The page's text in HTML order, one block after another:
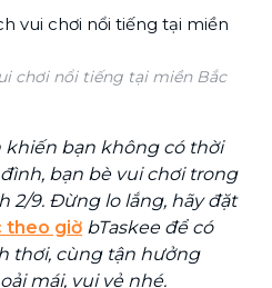
chơi nổi tiếng tại miền Bắc
khiến bạn không có thời
bạn bè vui chơi trong
2/9. Đừng lo lắng, hãy đặt
theo giờ bTaskee để có
thơi, cùng tận hưởng
mái, vui vẻ nhé.